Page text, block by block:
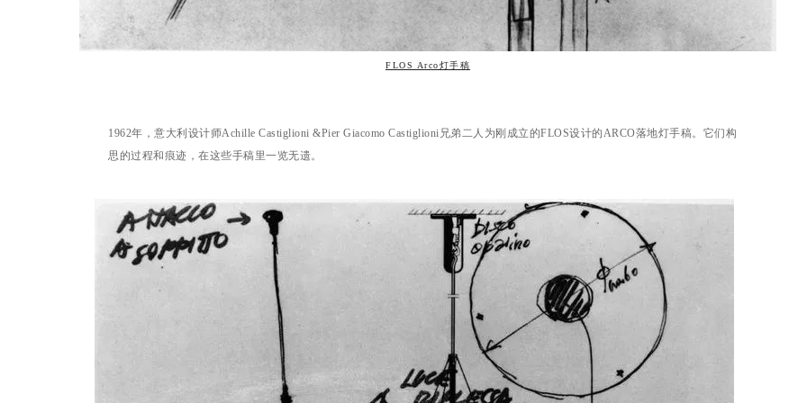
FLOS Arco灯手稿
1962年，意大利设计师Achille Castiglioni &Pier Giacomo Castiglioni兄弟二人为刚成立的FLOS设计的ARCO落地灯手稿。它们构
思的过程和痕迹，在这些手稿里一览无遗。